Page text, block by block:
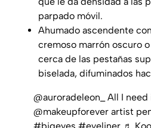
parpado móvil.
Ahumado ascendente
cremoso marrón oscuro
cerca de las pestañas
biselada, difuminados
@auroradeleon_
All I need
@makeupforever artist
#bigeyes #eyeliner ♬